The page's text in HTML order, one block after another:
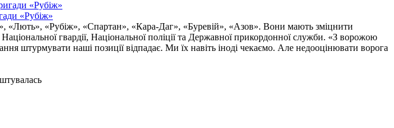
«Рубіж»
«Лють», «Рубіж», «Спартан», «Кара-Даг», «Буревій», «Азов». Вони мають зміцнити
гвардії, Національної поліції та Державної прикордонної служби. «З ворожою
штурмувати наші позиції відпадає. Ми їх навіть іноді чекаємо. Але недооцінювати ворога